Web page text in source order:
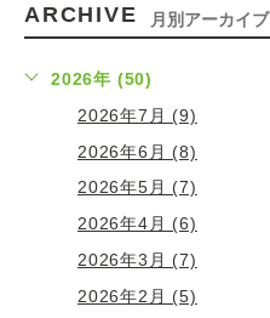
ARCHIVE 月別アーカイブ
2026年 (50)
2026年7月 (9)
2026年6月 (8)
2026年5月 (7)
2026年4月 (6)
2026年3月 (7)
2026年2月 (5)